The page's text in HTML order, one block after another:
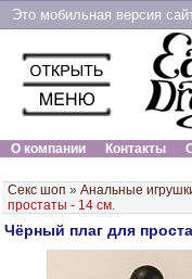
Это мобильная версия
О компании
Контакты
Секс шоп » Анальные
простаты - 14 см.
Чёрный плаг для